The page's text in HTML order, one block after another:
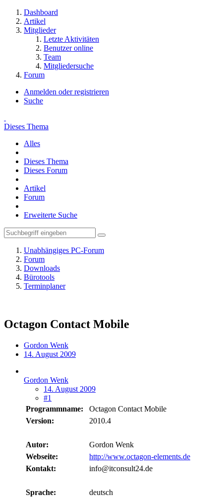
Dashboard
Artikel
Mitglieder
Letzte Aktivitäten
Benutzer online
Team
Mitgliedersuche
Forum
Anmelden oder registrieren
Suche
Dieses Thema
Alles
Dieses Thema
Dieses Forum
Artikel
Forum
Erweiterte Suche
Unabhängiges PC-Forum
Forum
Downloads
Bürotools
Terminplaner
Octagon Contact Mobile
Gordon Wenk
14. August 2009
Gordon Wenk
14. August 2009
#1
Programmname:
Octagon Contact Mobile
Version:
2010.4
Autor:
Gordon Wenk
Webseite:
http://www.octagon-elements.de
Kontakt:
info@itconsult24.de
Sprache:
deutsch